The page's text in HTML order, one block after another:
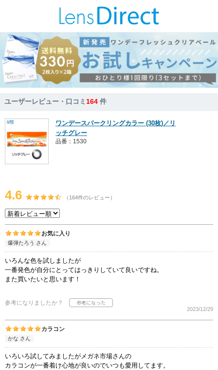
ユーザーレビュー・口コミ164 件
ワンデースパークリングカラー (30枚)／リ
ッチグレー
品番：1530
4.6 （164件のレビュー）
お気に入り
爆弾たろう さん
いろんな色を試しましたが
一番発色が自分にとってはっきりしていて良いですね。
また買いたいと思います！
参考になりましたか？
2023/12/29
カラコン
かな さん
いろいろ試してみましたがメガネ市場さんの
カラコンが一番着け心地が良いのでいつも愛用してます。